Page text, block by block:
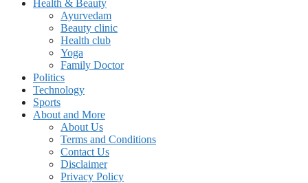
Health & Beauty
Ayurvedam
Beauty clinic
Health club
Yoga
Family Doctor
Politics
Technology
Sports
About and More
About Us
Terms and Conditions
Contact Us
Disclaimer
Privacy Policy